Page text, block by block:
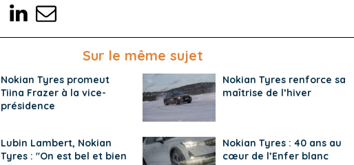
Sur le même sujet
Nokian Tyres promeut
Tiina Frazer à la vice-
présidence
Nokian Tyres renforce sa
maîtrise de l’hiver
Lubin Lambert, Nokian
Tyres : "On est bel et bien
Nokian Tyres : 40 ans au
cœur de l’Enfer blanc